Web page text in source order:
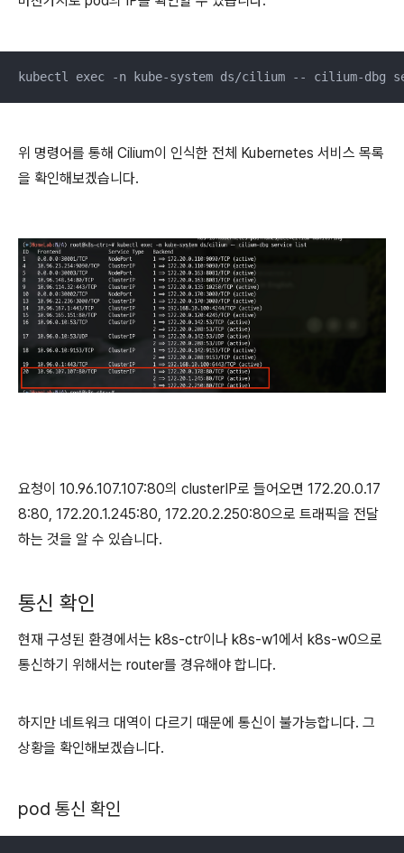
kubectl exec -n kube-system ds/cilium -- cilium-dbg
위 명령어를 통해 Cilium이 인식한 전체 Kubernetes 서비스 목록
을 확인해보겠습니다.
요청이 10.96.107.107:80의 clusterIP로 들어오면 172.20.0.17
8:80, 172.20.1.245:80, 172.20.2.250:80으로 트래픽을 전달
하는 것을 알 수 있습니다.
통신 확인
현재 구성된 환경에서는 k8s-ctr이나 k8s-w1에서 k8s-w0으로
통신하기 위해서는 router를 경유해야 합니다.
하지만 네트워크 대역이 다르기 때문에 통신이 불가능합니다. 그
상황을 확인해보겠습니다.
pod 통신 확인